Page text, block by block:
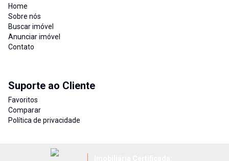
Home
Sobre nós
Buscar imóvel
Anunciar imóvel
Contato
Suporte ao Cliente
Favoritos
Comparar
Política de privacidade